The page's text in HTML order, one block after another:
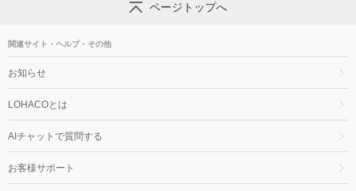
ページトップへ
関連サイト・ヘルプ・その他
お知らせ
LOHACOとは
AIチャットで質問する
お客様サポート